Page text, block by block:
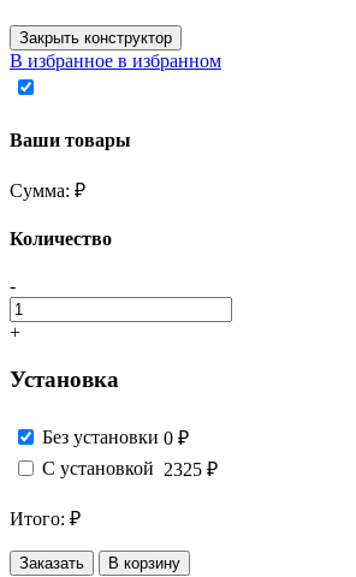
Закрыть конструктор
В избранное в избранном
Ваши товары
Сумма: ₽
Количество
-
+
Установка
Без установки 0 ₽
С установкой 2325 ₽
Итого: ₽
Заказать В корзину